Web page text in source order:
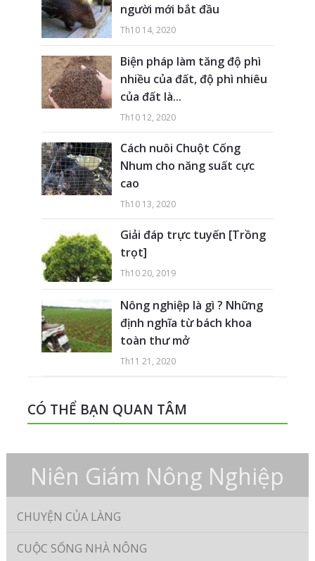
người mới bắt đầu
Th10 14, 2020
Biện pháp làm tăng độ phì
nhiều của đất, độ phì nhiêu
của đất là...
Th10 12, 2020
Cách nuôi Chuột Cống
Nhum cho năng suất cực
cao
Th10 13, 2020
Giải đáp trực tuyến [Trồng
trọt]
Th10 20, 2019
Nông nghiệp là gì ? Những
định nghĩa từ bách khoa
toàn thư mở
Th11 21, 2020
CÓ THỂ BẠN QUAN TÂM
Niên Giám Nông Nghiệp
CHUYỆN CỦA LÀNG
CUỘC SỐNG NHÀ NÔNG